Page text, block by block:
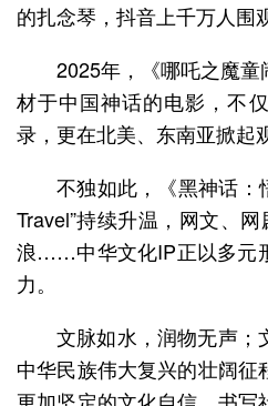
的扎念琴，抖音上千万人
2025年，《哪吒之魔
材于中国神话的电影，不
录，更在北美、东南亚掀起
不独如此，《黑神话：
Travel”持续升温，网文、
浪……中华文化IP正以多元
力。
文脉如水，润物无声；
中华民族伟大复兴的壮阔征